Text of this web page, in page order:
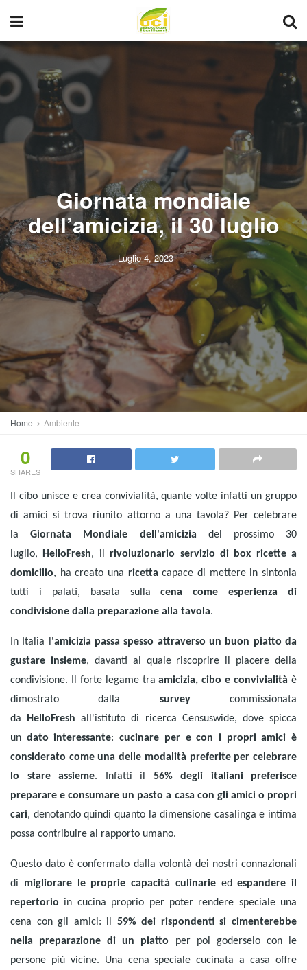
Giornata mondiale
dell’amicizia, il 30 luglio
Luglio 4, 2023
Home Ambiente
0
SHARES
Il cibo unisce e crea convivialità, quante volte infatti un gruppo
di amici si trova riunito attorno a una tavola? Per celebrare
laGiornata Mondiale dell'amicizia del prossimo 30
luglio,
HelloFresh, ilrivoluzionario servizio di box ricette a
domicilio, ha creato una ricetta capace di mettere in sintonia
tutti i palati, basata sullacena come esperienza di
condivisione dalla preparazione alla tavola.
In Italia l'amicizia passa spesso attraverso un buon piatto da
gustare insieme, davanti al quale riscoprire il piacere della
condivisione. Il forte legame traamicizia, cibo e convivialità è
dimostrato dalla surveycommissionata
da
HelloFresh all'istituto di ricerca Censuswide, dove spicca
un dato interessante:cucinare per e con i propri amici è
considerato come una delle modalità preferite per celebrare
lo stare assieme. Infatti il 56% degli italiani preferisce
preparare e consumare un pasto a casa con gli amici o propri
cari, denotando quindi quanto la dimensione casalinga e intima
possa contribuire al rapporto umano.
Questo dato è confermato dalla volontà dei nostri connazionali
di migliorare le proprie capacità culinarieedespandere il
repertorio in cucina proprio per poter rendere speciale una
cena con gli amici: il 59% dei rispondenti si cimenterebbe
nella preparazione di un piatto per poi goderselo con le
persone più vicine. Una cena speciale cucinata a casa offre